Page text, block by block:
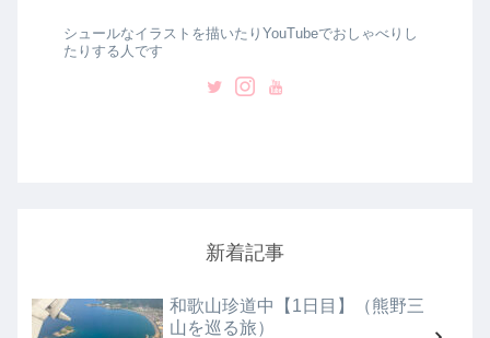
シュールなイラストを描いたりYouTubeでおしゃべりし
たりする人です
新着記事
和歌山珍道中【1日目】（熊野三
山を巡る旅）